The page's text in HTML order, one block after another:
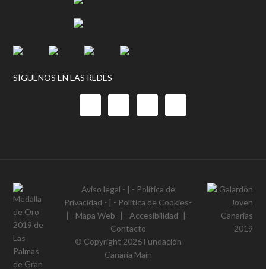
SÍGUENOS EN LAS REDES
Aviso legal - | - Política de
Privacidad - | - Política de Cookies-
| - Mapa Web- | - Accesibilidad- | -
Contacto
© Copyright 2026 Fundación
Canaria Main